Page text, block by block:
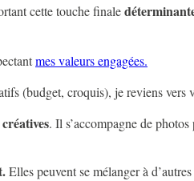
cette touche finale
mes valeurs engagées.
(budget, croquis), je reviens vers
créatives. Il s’accompagne de
Elles peuvent se mélanger à